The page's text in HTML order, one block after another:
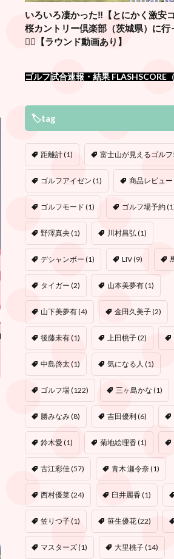
いろいろ凄かった‼️【とにかく激安
桜カントリー倶楽部（茨城県）に行
🏌️‍♂️【ラウンド動画あり】
ゴルフ試合速報・結果 FLASHSCORE
🏷tag
距離計(1) 富士山が見えるゴル
ゴルフアイゼン (1) 商品レビュー
ゴルフモード (1) ゴルフ場予約
野澤真央(1) 川村昌弘(1)
デシャンボー (1) LIV(9)
タイガー (2) 山本美夢有(1)
山下美夢有(4) 金田久美子(2)
後藤未有(1) 上田桃子(2)
中島啓太(1) 気になる人 (1)
ゴルフ場(122) 三ヶ島かな (1)
勝みなみ(8) 吉田優利 (6)
鈴木愛(1) 菊地絵理香(1)
古江彩佳(57) 青木 瀬令奈(1)
西村優菜(24) 臼井麗香(1)
笠りつ子(1) 笹生優花(22)
マスターズ(1) 大里桃子(14)